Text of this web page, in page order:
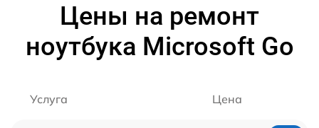
Цены на ремонт
ноутбука Microsoft Go
Услуга Цена